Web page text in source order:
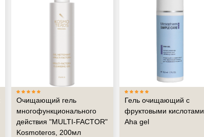
Очищающий гель
многофункционального
действия "MULTI-FACTOR"
Kosmoteros, 200мл
Гель очищающий с
фруктовыми кислотами
Aha gel
+7 (495) 640-58-89
+7 (929) 933-09-89